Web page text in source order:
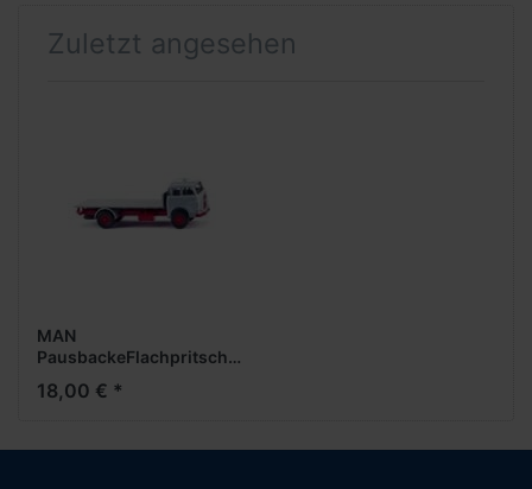
Zuletzt angesehen
MAN
PausbackeFlachpritschen-
18,00 € *